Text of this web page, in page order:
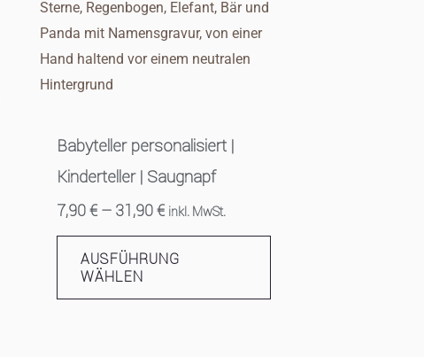
Babyteller personalisiert |
Kinderteller | Saugnapf
7,90€ – 31,90€ inkl. MwSt.
AUSFÜHRUNG
WÄHLEN
Produktseite